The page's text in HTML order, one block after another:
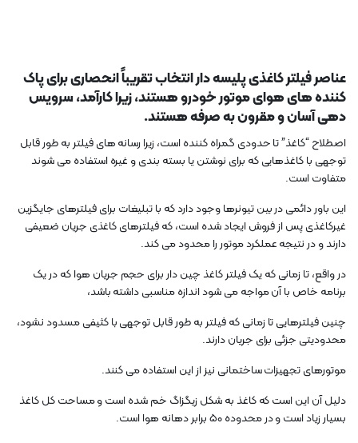
عناصر فیلتر کاغذی پلیسه دار انتخاب تقریباً انحصاری برای پاک
کننده های هوای موتور خودرو هستند، زیرا کارآمد، سرویس
دهی آسان و مقرون به صرفه هستند.
اصطلاح “کاغذ” تا حدودی گمراه کننده است، زیرا رسانه های فیلتر به طور قابل
توجهی با کاغذهایی که برای نوشتن یا بسته بندی و غیره استفاده می شوند
متفاوت است.
این باور دائمی در بین تیونرها وجود دارد که با تبلیغات برای فیلترهای جایگزین
غیرکاغذی پس از فروش ایجاد شده است، که فیلترهای کاغذی جریان ضعیفی
دارند و در نتیجه عملکرد موتور را محدود می کند.
در واقع، تا زمانی که یک فیلتر کاغذ چین دار برای حجم جریان هوا که در یک
برنامه خاص با آن مواجه می شود اندازه مناسبی داشته باشد،
چنین فیلترهایی تا زمانی که فیلتر به طور قابل توجهی با کثیفی مسدود نشود،
محدودیتی جزئی برای جریان دارند.
موتورهای تجهیزات ساختمانی نیز از این استفاده می کنند.
دلیل آن این است که کاغذ به شکل زیگزاگ خم شده است و مساحت کل کاغذ
بسیار زیاد است و در محدوده 50 برابر دهانه هوا است.